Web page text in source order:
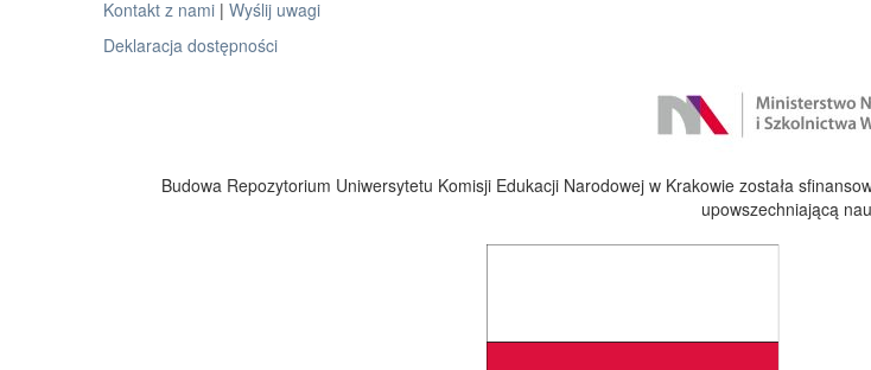
Kontakt z nami | Wyślij uwagi
Deklaracja dostępności
Budowa Repozytorium Uniwersytetu Komisji Edukacji Narodowej w Krakowie została
upowszechniającą